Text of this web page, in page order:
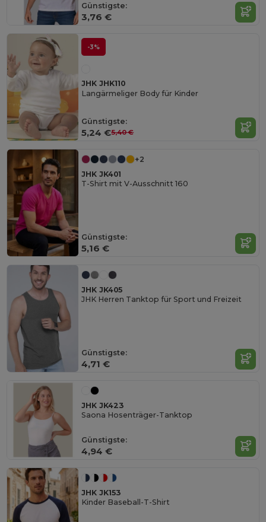
Günstigste:
3,76 €
-3%
JHK JHK110
Langärmeliger Body für Kinder
Günstigste:
5,24 €5,40 €
+2
JHK JK401
T-Shirt mit V-Ausschnitt 160
Günstigste:
5,16 €
JHK JK405
JHK Herren Tanktop für Sport und Freizeit
Günstigste:
4,71 €
JHK JK423
Saona Hosenträger-Tanktop
Günstigste:
4,94 €
JHK JK153
Kinder Baseball-T-Shirt